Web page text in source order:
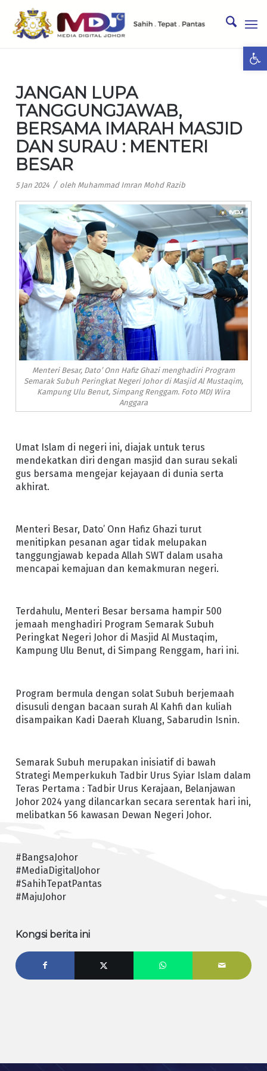
JANGAN LUPA
TANGGUNGJAWAB,
BERSAMA IMARAH MASJID
DAN SURAU : MENTERI
BESAR
5 Jan 2024 / oleh Muhammad Imran Mohd Razib
Menteri Besar, Dato’ Onn Hafiz Ghazi menghadiri Program
Semarak Subuh Peringkat Negeri Johor di Masjid Al Mustaqim,
Kampung Ulu Benut, Simpang Renggam. Foto MDJ Wira
Anggara
Umat Islam di negeri ini, diajak untuk terus
mendekatkan diri dengan masjid dan surau sekali
gus bersama mengejar kejayaan di dunia serta
akhirat.
Menteri Besar, Dato’ Onn Hafiz Ghazi turut
menitipkan pesanan agar tidak melupakan
tanggungjawab kepada Allah SWT dalam usaha
mencapai kemajuan dan kemakmuran negeri.
Terdahulu, Menteri Besar bersama hampir 500
jemaah menghadiri Program Semarak Subuh
Peringkat Negeri Johor di Masjid Al Mustaqim,
Kampung Ulu Benut, di Simpang Renggam, hari ini.
Program bermula dengan solat Subuh berjemaah
disusuli dengan bacaan surah Al Kahfi dan kuliah
disampaikan Kadi Daerah Kluang, Sabarudin Isnin.
Semarak Subuh merupakan inisiatif di bawah
Strategi Memperkukuh Tadbir Urus Syiar Islam dalam
Teras Pertama : Tadbir Urus Kerajaan, Belanjawan
Johor 2024 yang dilancarkan secara serentak hari ini,
melibatkan 56 kawasan Dewan Negeri Johor.
#BangsaJohor
#MediaDigitalJohor
#SahihTepatPantas
#MajuJohor
Kongsi berita ini